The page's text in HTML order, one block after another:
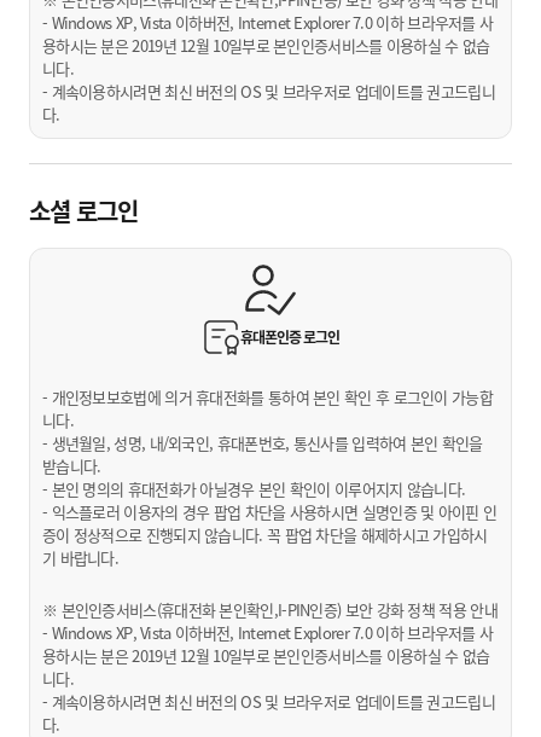
- Windows XP, Vista 이하버전, Internet Explorer 7.0 이하 브라우저를 사
용하시는 분은 2019년 12월 10일부로 본인인증서비스를 이용하실 수 없습
니다.
- 계속이용하시려면 최신 버전의 OS 및 브라우저로 업데이트를 권고드립니
다.
소셜 로그인
휴대폰인증로그인
- 개인정보보호법에 의거 휴대전화를 통하여 본인 확인 후 로그인이 가능합
니다.
- 생년월일, 성명, 내/외국인, 휴대폰번호, 통신사를 입력하여 본인 확인을
받습니다.
- 본인 명의의 휴대전화가 아닐경우 본인 확인이 이루어지지 않습니다.
- 익스플로러 이용자의 경우 팝업 차단을 사용하시면 실명인증 및 아이핀 인
증이 정상적으로 진행되지 않습니다. 꼭 팝업 차단을 해제하시고 가입하시
기 바랍니다.
※ 본인인증서비스(휴대전화 본인확인,I-PIN인증) 보안 강화 정책 적용 안내
- Windows XP, Vista 이하버전, Internet Explorer 7.0 이하 브라우저를 사
용하시는 분은 2019년 12월 10일부로 본인인증서비스를 이용하실 수 없습
니다.
- 계속이용하시려면 최신 버전의 OS 및 브라우저로 업데이트를 권고드립니
다.